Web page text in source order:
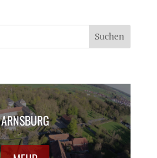
ARNSBURG